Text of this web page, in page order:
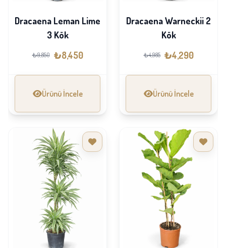
Dracaena Leman Lime
3 Kök
₺9,850 ₺8,450
Ürünü İncele
Dracaena Warneckii 2
Kök
₺4,985 ₺4,290
Ürünü İncele